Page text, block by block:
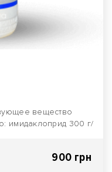
вещество
имидаклоприд 300 г/
900 грн